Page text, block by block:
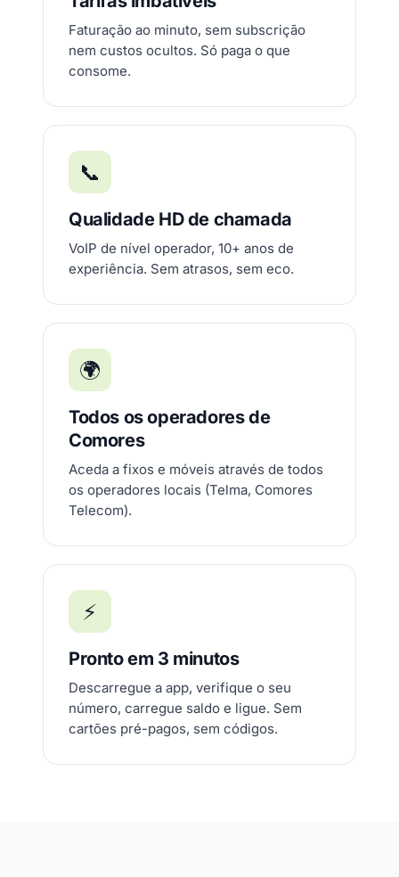
Faturação ao minuto, sem subscrição
nem custos ocultos. Só paga o que
consome.
📞
Qualidade HD de chamada
VoIP de nível operador, 10+ anos de
experiência. Sem atrasos, sem eco.
🌍
Todos os operadores de
Comores
Aceda a fixos e móveis através de todos
os operadores locais (Telma, Comores
Telecom).
⚡
Pronto em 3 minutos
Descarregue a app, verifique o seu
número, carregue saldo e ligue. Sem
cartões pré-pagos, sem códigos.